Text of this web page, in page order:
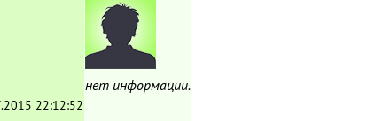
22:12:52
нет информации.